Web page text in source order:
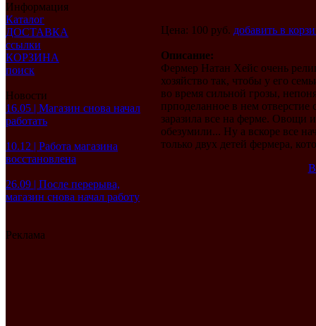
Информация
Каталог
ДОСТАВКА
ссылки
КОРЗИНА
поиск
Новости
16.05 | Магазин снова начал
работать
10.12 | Работа магазина
восстановлена
26.09 | После перерыва,
магазин снова начал работу
Реклама
Цена: 100 руб. добавить в
Описание:
Фермер Натан Хейс очень
хозяйство так, чтобы у его
во время сильной грозы,
прподеланное в нем отверстие
заразила все на ферме.
обезумили... Ну а вскоре все
только двух детей фермера,